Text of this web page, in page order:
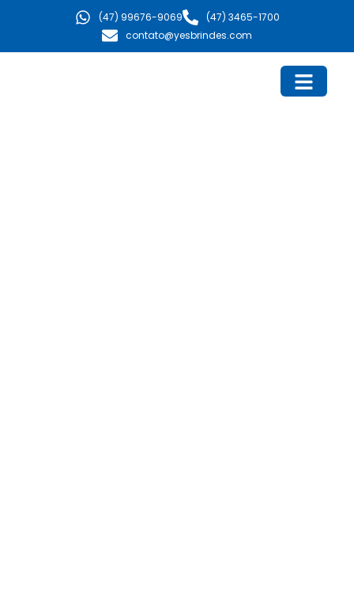
(47) 99676-9069
(47) 3465-1700
contato@yesbrindes.com